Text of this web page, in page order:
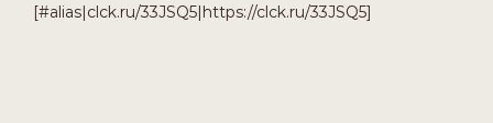
[#alias|clck.ru/33JSQ5|https://clck.ru/33JSQ5]